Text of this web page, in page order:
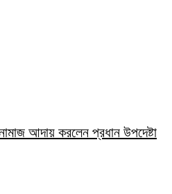
আদায় করলেন প্রধান উপদেষ্টা